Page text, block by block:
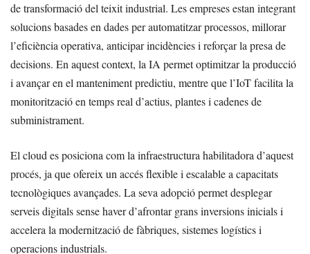
de transformació del teixit industrial. Les empreses estan integrant
solucions basades en dades per automatitzar processos, millorar
l’eficiència operativa, anticipar incidències i reforçar la presa de
decisions. En aquest context, la IA permet optimitzar la producció
i avançar en el manteniment predictiu, mentre que l’IoT facilita la
monitorització en temps real d’actius, plantes i cadenes de
subministrament.
El cloud es posiciona com la infraestructura habilitadora d’aquest
procés, ja que ofereix un accés flexible i escalable a capacitats
tecnològiques avançades. La seva adopció permet desplegar
serveis digitals sense haver d’afrontar grans inversions inicials i
accelera la modernització de fàbriques, sistemes logístics i
operacions industrials.